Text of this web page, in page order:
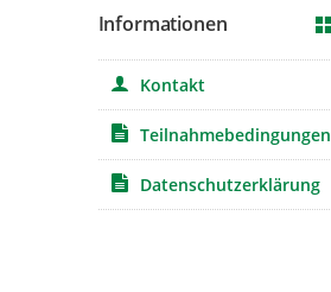
Informationen
Kontakt
Teilnahmebedingungen
Datenschutzerklärung